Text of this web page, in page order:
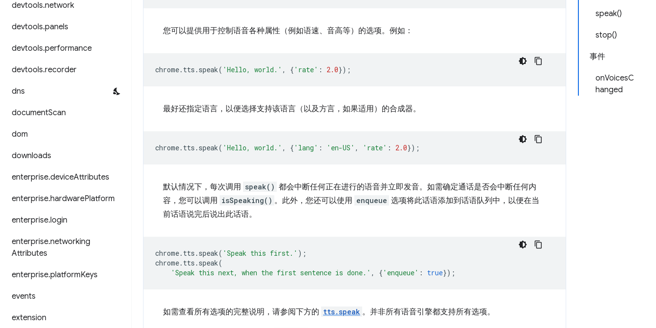
devtools.network
devtools.panels
devtools.performance
devtools.recorder
dns
documentScan
dom
downloads
enterprise.deviceAttributes
enterprise.hardwarePlatform
enterprise.login
enterprise.networking
Attributes
enterprise.platformKeys
events
extension
speak()
stop()
事件
onVoicesC
hanged
您可以提供用于控制语音各种属性（例如语速、音高等）的选项。例如：
chrome. tts . speak( 'Hello, world.' , { 'rate' : 2.0});
最好还指定语言，以便选择支持该语言（以及方言，如果适用）的合成器。
chrome. tts . speak( 'Hello, world.' , { 'lang' : 'en-US' , 'rate' : 2.0});
默认情况下，每次调用 speak() 都会中断任何正在进行的语音并立即发音。如需确定通话是否会中断任何内
容，您可以调用 isSpeaking() 。此外，您还可以使用 enqueue 选项将此话语添加到话语队列中，以便在当
前话语说完后说出此话语。
chrome. tts . speak( 'Speak this first.' );
chrome. tts . speak(
'Speak this next, when the first sentence is done.' , { 'enqueue' : true});
如需查看所有选项的完整说明，请参阅下方的 tts.speak 。并非所有语音引擎都支持所有选项。